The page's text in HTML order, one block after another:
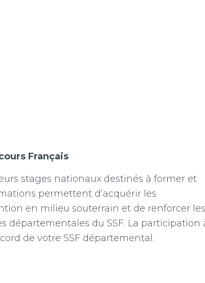
Français
stages nationaux destinés à former et
permettent d’acquérir les
en milieu souterrain et de renforcer les
départementales du SSF. La participation
de votre SSF départemental.